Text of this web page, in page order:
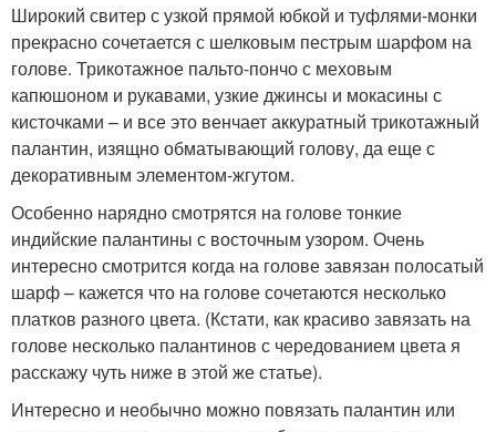
Широкий свитер с узкой прямой юбкой и туфлями-монки
прекрасно сочетается с шелковым пестрым шарфом на
голове. Трикотажное пальто-пончо с меховым
капюшоном и рукавами, узкие джинсы и мокасины с
кисточками – и все это венчает аккуратный трикотажный
палантин, изящно обматывающий голову, да еще с
декоративным элементом-жгутом.
Особенно нарядно смотрятся на голове тонкие
индийские палантины с восточным узором. Очень
интересно смотрится когда на голове завязан полосатый
шарф – кажется что на голове сочетаются несколько
платков разного цвета. (Кстати, как красиво завязать на
голове несколько палантинов с чередованием цвета я
расскажу чуть ниже в этой же статье).
Интересно и необычно можно повязать палантин или